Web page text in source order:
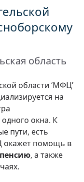
область
области ‘МФЦ’
на
окна. К
пути, есть
окажет помощь в
, а также